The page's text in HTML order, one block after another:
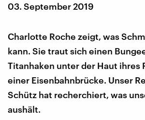
03. September 2019
Charlotte Roche zeigt, was
kann. Sie traut sich einen
Titanhaken unter der Haut ihres
einer Eisenbahnbrücke. Unser
Schütz hat recherchiert, was
aushält.